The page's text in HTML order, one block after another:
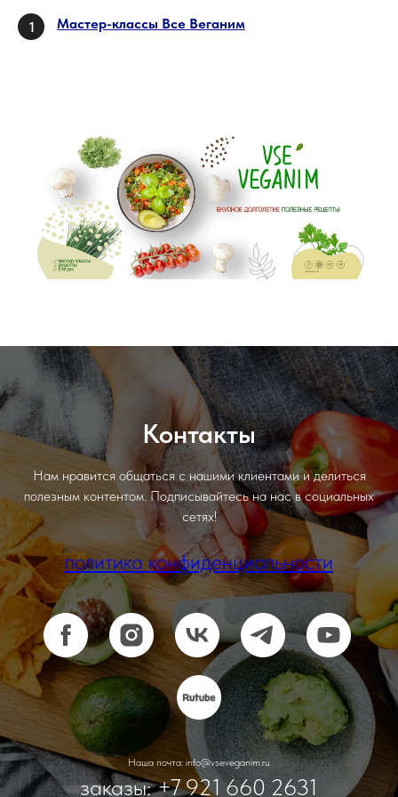
1 Мастер-классы Все Веганим
Контакты
Нам нравится общаться с нашими клиентами и делиться
полезным контентом. Подписывайтесь на нас в социальных
сетях!
политика конфиденциальности
Наша почта: info@vseveganim.ru
заказы: +7 921 660 2631